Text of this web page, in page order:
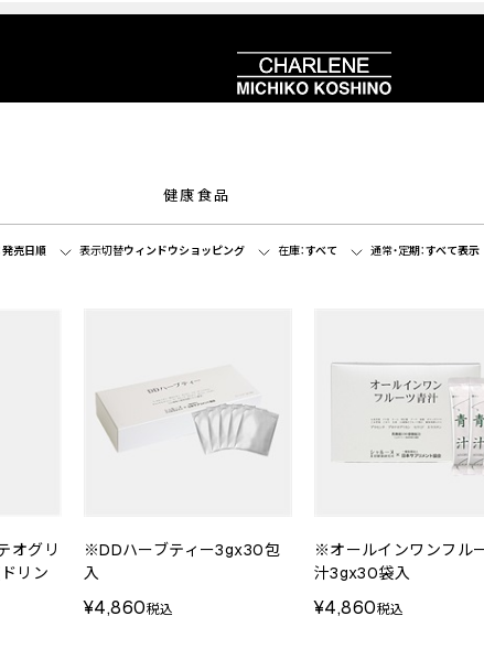
健康食品
発売日順 表示切替ウィンドウショッピング 在庫：すべて 通常・定期：すべて表示
オグリ
リン
※DDハーブティー3gx30包
入
¥4,860税込
※オールインワンフル
汁3gx30袋入
¥4,860税込